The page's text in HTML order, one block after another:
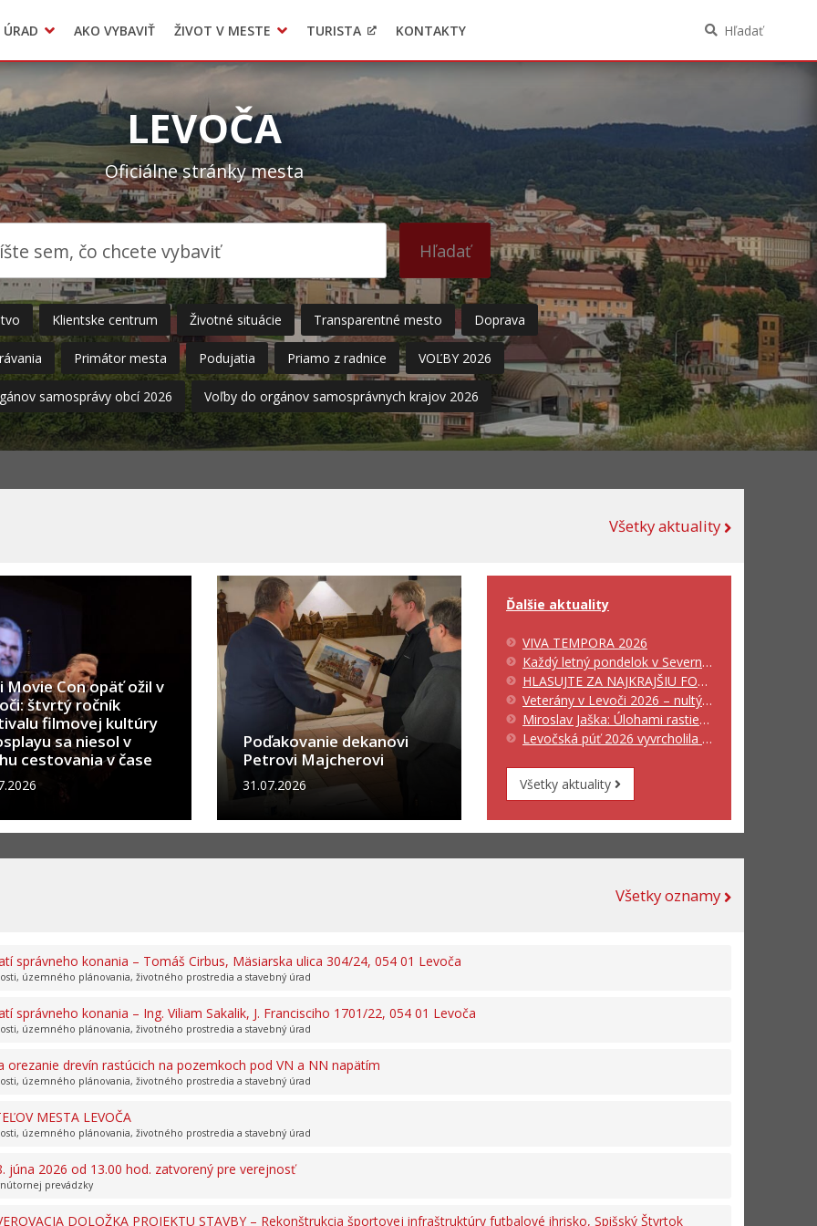
Transparentné mesto
majetkových pomerov verejného funkcionára
Voľba hlavného kontrolóra mesta Levoča
AKO VYBAVIŤ ŽIVOT V MESTE
LIMKA
TURISTA KONTAKTY Hľadať
LEVOČA
Oficiálne stránky mesta
Hľadať
Klientske centrum Životné situácie Transparentné mesto Doprava
Primátor mesta Podujatia Priamo z radnice VOĽBY 2026
samosprávy obcí 2026 Voľby do orgánov samosprávnych krajov 2026
Všetky aktuality
Movie Con opäť ožil v
štvrtý ročník
filmovej kultúry
sa niesol v
cestovania v čase
Poďakovanie dekanovi
Petrovi Majcherovi
31.07.2026
Ďalšie aktuality
VIVA TEMPORA 2026
Každý letný pondelok v Severnom parku patrí spevu!
HLASUJTE ZA NAJKRAJŠIU FOTOGRAFIU Z ÚZEMIA MAS 2026!
Veterány v Levoči 2026 – nultý ročník – deň plný krásnych strojov, skvelých ľudí a výbornej atmosféry!
Miroslav Jaška: Úlohami rastieš – a Levoča ma naučila, čo to znamená
Levočská púť 2026 vyvrcholila slávnostnou odpustovou svätou omšou na Mariánskej hore
Všetky aktuality
Všetky oznamy
správneho konania – Tomáš Cirbus, Mäsiarska ulica 304/24, 054 01 Levoča
územného plánovania, životného prostredia a stavebný úrad
správneho konania – Ing. Viliam Sakalik, J. Francisciho 1701/22, 054 01 Levoča
územného plánovania, životného prostredia a stavebný úrad
orezanie drevín rastúcich na pozemkoch pod VN a NN napätím
územného plánovania, životného prostredia a stavebný úrad
MESTA LEVOČA
územného plánovania, životného prostredia a stavebný úrad
júna 2026 od 13.00 hod. zatvorený pre verejnosť
prevádzky
DOLOŽKA PROJEKTU STAVBY – Rekonštrukcia športovej infraštruktúry futbalové ihrisko, Spišský Štvrtok